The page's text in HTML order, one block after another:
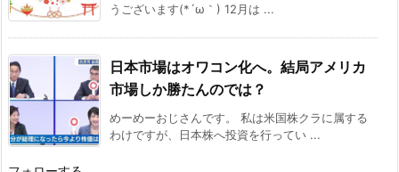
うございます(*´ω｀) 12月は ...
日本市場はオワコン化へ。結局アメリカ
市場しか勝たんのでは？
めーめーおじさんです。 私は米国株クラに属する
わけですが、日本株へ投資を行ってい ...